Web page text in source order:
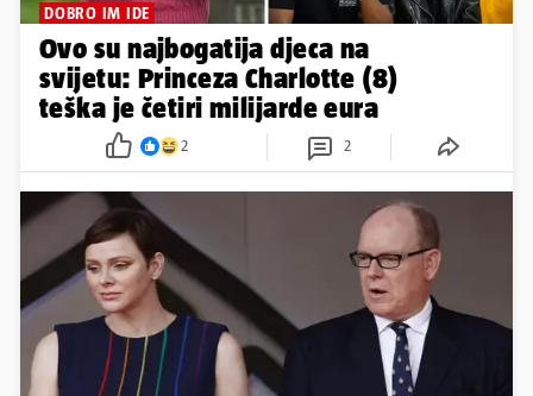
DOBRO IM IDE
Ovo su najbogatija djeca na
svijetu: Princeza Charlotte (8)
teška je četiri milijarde eura
2 2